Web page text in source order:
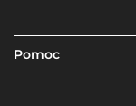
Pomoc